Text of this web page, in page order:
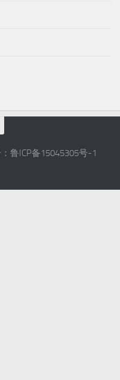
鲁ICP备15045305号-1